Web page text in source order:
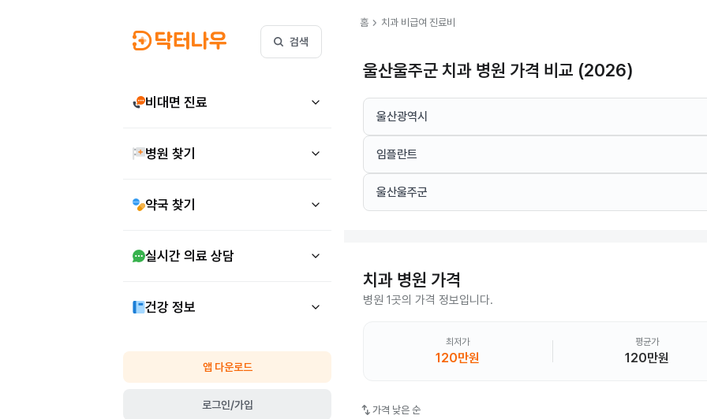
검색
비대면 진료
병원 찾기
약국 찾기
실시간 의료 상담
건강 정보
앱 다운로드
로그인/가입
홈 chevron_right 치과 비급여 진료비
울산울주군 치과 병원 가격 비교 (2026)
울산광역시
임플란트
울산울주군
치과 병원 가격
병원 1곳의 가격 정보입니다.
최저가
120만원
평균가
120만원
swap_vert 가격 낮은 순